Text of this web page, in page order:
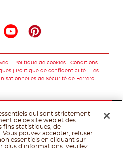
Politique de cookies
Conditions
Politique de confidentialité
Les
de Sécurité de Ferrero
qui sont strictement
de ce site web et des
fins statistiques, de
pouvez accepter, refuser
essentiels en cliquant sur
plus d’informations, veuillez